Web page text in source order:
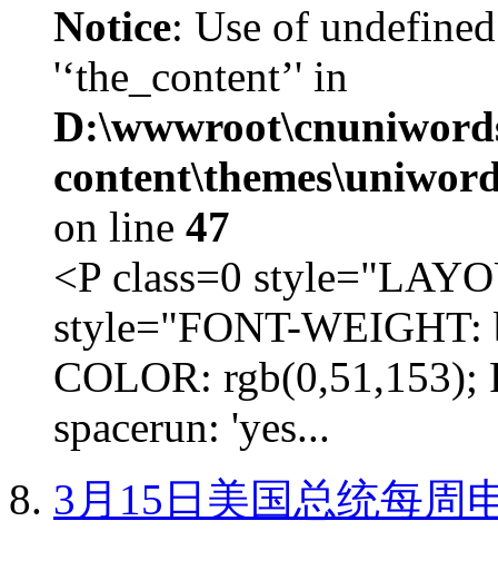
Notice: Use of
'‘the_content’' in
on line 47
<P class=0
style="FONT-
COLOR:
spacerun: 'yes...
3月15日美国总统每周